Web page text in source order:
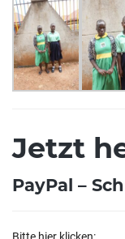
Jetzt
PayPal –
Bitte hier klicken: